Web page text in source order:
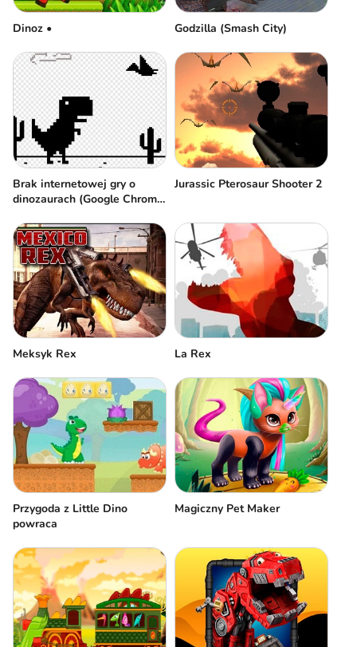
Dinoz • Godzilla (Smash City)
Brak internetowej gry o
dinozaurach (Google Chrome
Jurassic Pterosaur Shooter 2
Meksyk Rex La Rex
Przygoda z Little Dino
powraca
Magiczny Pet Maker